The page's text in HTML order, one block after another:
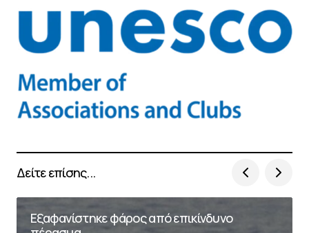
Δείτε επίσης...
Εξαφανίστηκε φάρος από επικίνδυνο